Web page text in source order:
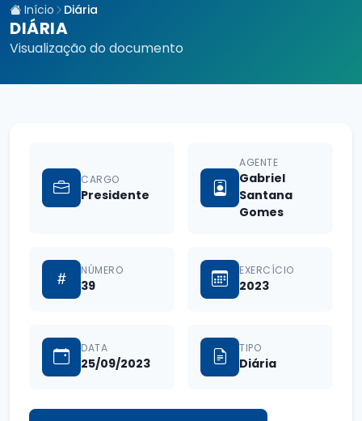
Início Diária
DIÁRIA
Visualização do documento
CARGO
Presidente
AGENTE
Gabriel
Santana
Gomes
NÚMERO
39
EXERCÍCIO
2023
DATA
25/09/2023
TIPO
Diária